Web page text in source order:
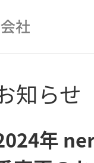
知らせ
年